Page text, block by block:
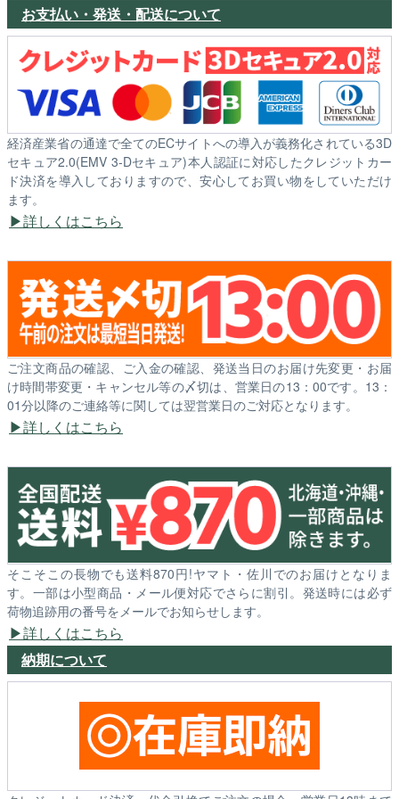
お支払い・発送・配送について
経済産業省の通達で全てのECサイトへの導入が義務化されている3D
セキュア2.0(EMV 3-Dセキュア)本人認証に対応したクレジットカー
ド決済を導入しておりますので、安心してお買い物をしていただけ
ます。
詳しくはこちら
ご注文商品の確認、ご入金の確認、発送当日のお届け先変更・お届
け時間帯変更・キャンセル等の〆切は、営業日の13：00です。13：
01分以降のご連絡等に関しては翌営業日のご対応となります。
詳しくはこちら
そこそこの長物でも送料870円!ヤマト・佐川でのお届けとなりま
す。一部は小型商品・メール便対応でさらに割引。発送時には必ず
荷物追跡用の番号をメールでお知らせします。
詳しくはこちら
納期について